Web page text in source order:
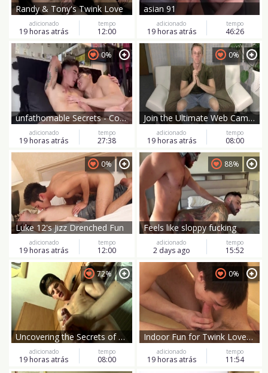
Randy & Tony's Twink Love
adicionado
19 horas atrás
tempo
12:00
asian 91
adicionado
19 horas atrás
tempo
46:26
unfathomable Secrets - Cody Seiya pound Sam Vu
0%
adicionado
19 horas atrás
tempo
27:38
Join the Ultimate Web Cam Jerk-Off Spectacle
0%
adicionado
19 horas atrás
tempo
08:00
Luke 12's Jizz Drenched Fun
0%
adicionado
19 horas atrás
tempo
12:00
Feels like sloppy fucking
88%
adicionado
2 days ago
tempo
15:52
Uncovering the Secrets of Caravans: Handjobs Abound
72%
adicionado
19 horas atrás
tempo
08:00
Indoor Fun for Twink Lovers' Delight
0%
adicionado
19 horas atrás
tempo
11:54